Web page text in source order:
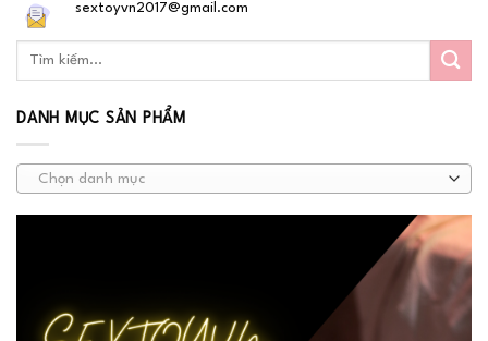
sextoyvn2017@gmail.com
DANH MỤC SẢN PHẨM
Chọn danh mục